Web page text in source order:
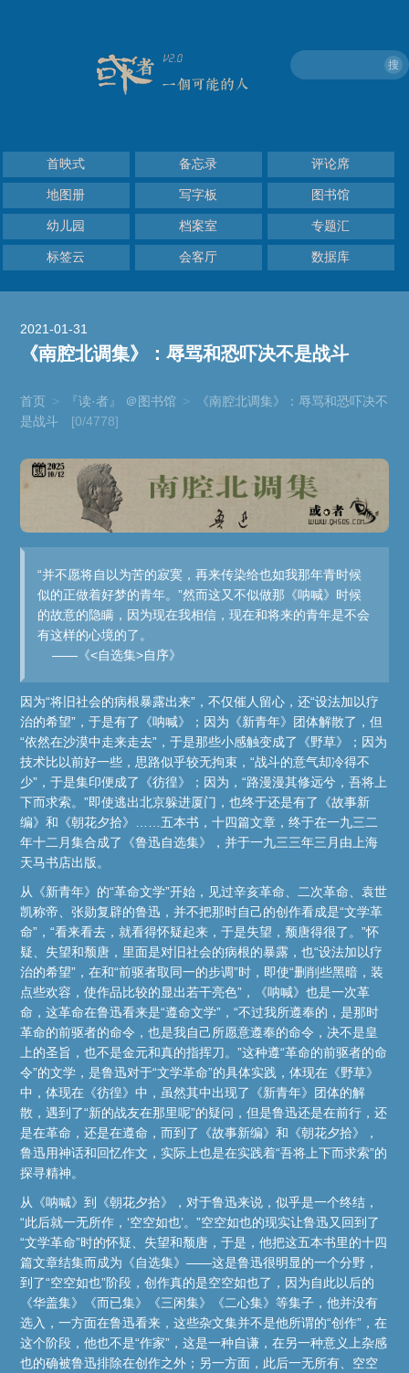
搜
首映式 备忘录 评论席
地图册 写字板 图书馆
幼儿园 档案室 专题汇
标签云 会客厅 数据库
2021-01-31
《南腔北调集》：辱骂和恐吓决不是战斗
首页 > 『读·者』 ＠图书馆 >
《南腔北调集》：辱骂和恐吓决不
是战斗
[0/4778]
“并不愿将自以为苦的寂寞，再来传染给也如我那年青时候
似的正做着好梦的青年。”然而这又不似做那《呐喊》时候
的故意的隐瞒，因为现在我相信，现在和将来的青年是不会
有这样的心境的了。
——《<自选集>自序》
因为“将旧社会的病根暴露出来”，不仅催人留心，还“设法加以疗
治的希望”，于是有了《呐喊》；因为《新青年》团体解散了，但
“依然在沙漠中走来走去”，于是那些小感触变成了《野草》；因为
技术比以前好一些，思路似乎较无拘束，“战斗的意气却冷得不
少”，于是集印便成了《彷徨》；因为，“路漫漫其修远兮，吾将上
下而求索。”即使逃出北京躲进厦门，也终于还是有了《故事新
编》和《朝花夕拾》……五本书，十四篇文章，终于在一九三二
年十二月集合成了《鲁迅自选集》，并于一九三三年三月由上海
天马书店出版。
从《新青年》的“革命文学”开始，见过辛亥革命、二次革命、袁世
凯称帝、张勋复辟的鲁迅，并不把那时自己的创作看成是“文学革
命”，“看来看去，就看得怀疑起来，于是失望，颓唐得很了。”怀
疑、失望和颓唐，里面是对旧社会的病根的暴露，也“设法加以疗
治的希望”，在和“前驱者取同一的步调”时，即使“删削些黑暗，装
点些欢容，使作品比较的显出若干亮色”，《呐喊》也是一次革
命，这革命在鲁迅看来是“遵命文学”，“不过我所遵奉的，是那时
革命的前驱者的命令，也是我自己所愿意遵奉的命令，决不是皇
上的圣旨，也不是金元和真的指挥刀。”这种遵“革命的前驱者的命
令”的文学，是鲁迅对于“文学革命”的具体实践，体现在《野草》
中，体现在《彷徨》中，虽然其中出现了《新青年》团体的解
散，遇到了“新的战友在那里呢”的疑问，但是鲁迅还是在前行，还
是在革命，还是在遵命，而到了《故事新编》和《朝花夕拾》，
鲁迅用神话和回忆作文，实际上也是在实践着“吾将上下而求索”的
探寻精神。
从《呐喊》到《朝花夕拾》，对于鲁迅来说，似乎是一个终结，
“此后就一无所作，‘空空如也’。”空空如也的现实让鲁迅又回到了
“文学革命”时的怀疑、失望和颓唐，于是，他把这五本书里的十四
篇文章结集而成为《自选集》——这是鲁迅很明显的一个分野，
到了“空空如也”阶段，创作真的是空空如也了，因为自此以后的
《华盖集》《而已集》《三闲集》《二心集》等集子，他并没有
选入，一方面在鲁迅看来，这些杂文集并不是他所谓的“创作”，在
这个阶段，他也不是“作家”，这是一种自谦，在另一种意义上杂感
也的确被鲁迅排除在创作之外；另一方面，此后一无所有、空空